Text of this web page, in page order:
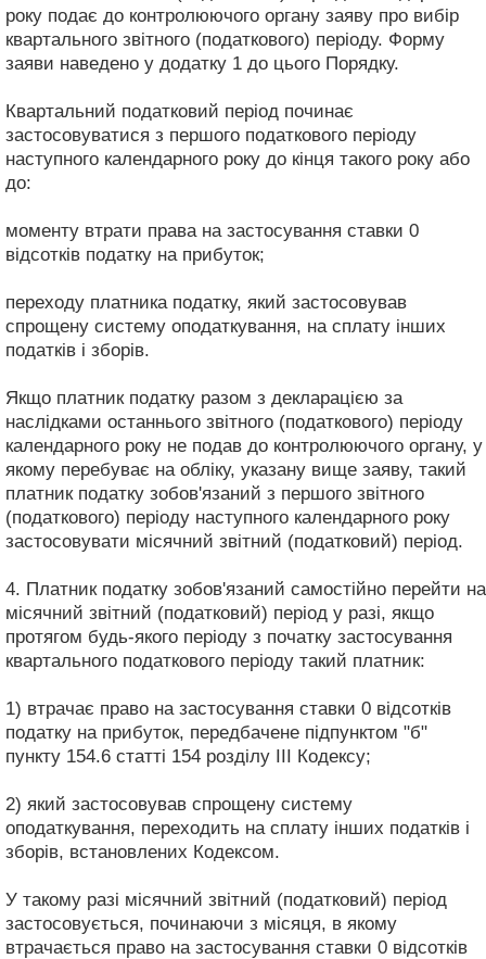
року подає до контролюючого органу заяву про вибір
квартального звітного (податкового) періоду. Форму
заяви наведено у додатку 1 до цього Порядку.
Квартальний податковий період починає
застосовуватися з першого податкового періоду
наступного календарного року до кінця такого року або
до:
моменту втрати права на застосування ставки 0
відсотків податку на прибуток;
переходу платника податку, який застосовував
спрощену систему оподаткування, на сплату інших
податків і зборів.
Якщо платник податку разом з декларацією за
наслідками останнього звітного (податкового) періоду
календарного року не подав до контролюючого органу, у
якому перебуває на обліку, указану вище заяву, такий
платник податку зобов'язаний з першого звітного
(податкового) періоду наступного календарного року
застосовувати місячний звітний (податковий) період.
4. Платник податку зобов'язаний самостійно перейти на
місячний звітний (податковий) період у разі, якщо
протягом будь-якого періоду з початку застосування
квартального податкового періоду такий платник:
1) втрачає право на застосування ставки 0 відсотків
податку на прибуток, передбачене підпунктом "б"
пункту 154.6 статті 154 розділу III Кодексу;
2) який застосовував спрощену систему
оподаткування, переходить на сплату інших податків і
зборів, встановлених Кодексом.
У такому разі місячний звітний (податковий) період
застосовується, починаючи з місяця, в якому
втрачається право на застосування ставки 0 відсотків